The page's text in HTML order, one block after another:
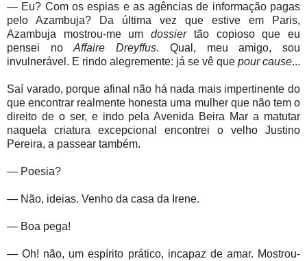
— Eu? Com os espias e as agências de informação pagas
pelo Azambuja? Da última vez que estive em Paris,
Azambuja mostrou-me umdossiertão copioso que eu
pensei noAffaire Dreyffus. Qual, meu amigo, sou
invulnerável. E rindo alegremente: já se vê que pour cause...
Saí varado, porque afinal não há nada mais impertinente do
que encontrar realmente honesta uma mulher que não tem o
direito de o ser, e indo pela Avenida Beira Mar a matutar
naquela criatura excepcional encontrei o velho Justino
Pereira, a passear também.
— Poesia?
— Não, ideias. Venho da casa da Irene.
— Boa pega!
— Oh! não, um espírito prático, incapaz de amar. Mostrou-